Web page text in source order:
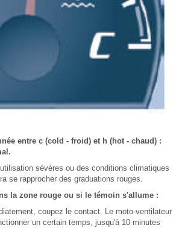
entre c (cold - froid) et h (hot - chaud) :
sévères ou des conditions climatiques
se rapprocher des graduations rouges.
la zone rouge ou si le témoin s'allume :
coupez le contact. Le moto-ventilateur
un certain temps, jusqu'à 10 minutes